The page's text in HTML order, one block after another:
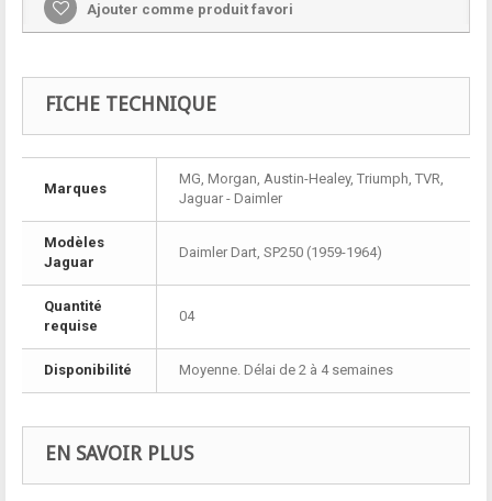
Ajouter comme produit favori
FICHE TECHNIQUE
Marques
MG, Morgan, Austin-Healey, Triumph, TVR,
Jaguar - Daimler
Modèles
Jaguar
Daimler Dart, SP250 (1959-1964)
Quantité
requise
04
Disponibilité Moyenne. Délai de 2 à 4 semaines
EN SAVOIR PLUS